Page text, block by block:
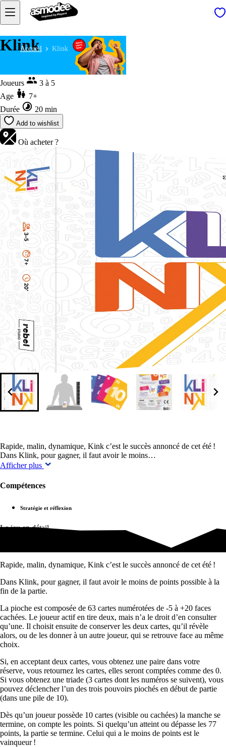
Accueil Klink
Klink
Joueurs
3 à 5
Age
7+
Durée
20 min
Add to wishlist
Où acheter ?
‎Rapide, malin, dynamique, Kink c’est le succès annoncé de cet été !
Dans Klink, pour gagner, il faut avoir le moins…
Afficher plus
Compétences
Stratégie et réflexion
Le jeu en détail
‎Rapide, malin, dynamique, Kink c’est le succès annoncé de cet été !
Dans Klink, pour gagner, il faut avoir le moins de points possible à la
fin de la partie.
La pioche est composée de 63 cartes numérotées de -5 à +20 faces
cachées. Le joueur actif en tire deux, mais n’a le droit d’en consulter
qu’une. Il choisit ensuite de conserver les deux cartes, qu’il révèle
alors, ou de les donner à un autre joueur, qui se retrouve face au même
choix.
Si, en acceptant deux cartes, vous obtenez une paire dans votre
réserve, vous retournez les cartes, elles seront comptées comme des 0.
Si vous obtenez une triade (3 cartes dont les numéros se suivent), vous
pouvez déclencher l’un des trois pouvoirs piochés en début de partie
(dans une pile de 10).
Dès qu’un joueur possède 10 cartes (visible ou cachées) la manche se
termine, on compte les points. Si quelqu’un atteint ou dépasse les 77
points, la partie se termine. Celui qui a le moins de points est le
vainqueur !